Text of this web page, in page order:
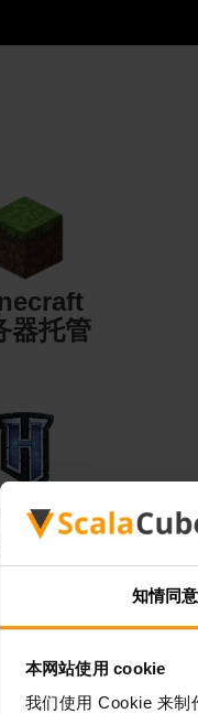
知情同意
本网站使用 cookie
我们使用 Cookie 来制
器托管
器托管